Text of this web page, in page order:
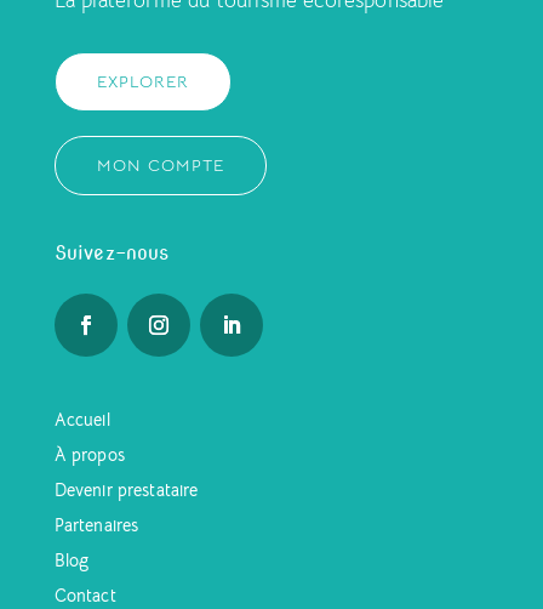
EXPLORER
MON COMPTE
Suivez-nous
Accueil
À propos
Devenir prestataire
Partenaires
Blog
Contact